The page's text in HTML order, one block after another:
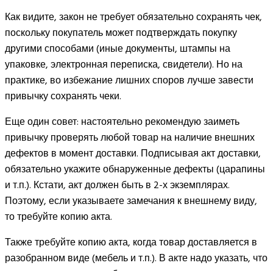
Как видите, закон не требует обязательно сохранять чек,
поскольку покупатель может подтверждать покупку
другими способами (иные документы, штампы на
упаковке, электронная переписка, свидетели). Но на
практике, во избежание лишних споров лучше завести
привычку сохранять чеки.
Еще один совет: настоятельно рекомендую заиметь
привычку проверять любой товар на наличие внешних
дефектов в момент доставки. Подписывая акт доставки,
обязательно укажите обнаруженные дефекты (царапины
и т.п.). Кстати, акт должен быть в 2-х экземплярах.
Поэтому, если указываете замечания к внешнему виду,
то требуйте копию акта.
Также требуйте копию акта, когда товар доставляется в
разобранном виде (мебель и т.п.). В акте надо указать, что